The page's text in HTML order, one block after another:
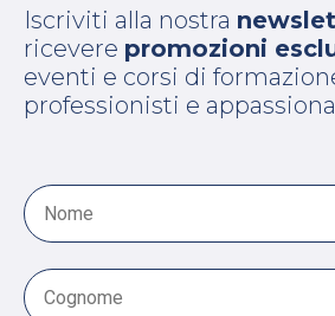
Iscriviti alla nostra
ricevere promozioni
eventi e corsi di
professionisti e